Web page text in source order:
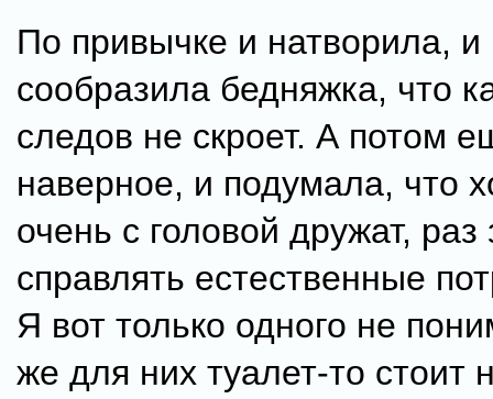
По привычке и натворила, и
сообразила бедняжка, что
следов не скроет. А потом
наверное, и подумала, что
очень с головой дружат,
справлять естественные
Я вот только одного не
же для них туалет-то стоит